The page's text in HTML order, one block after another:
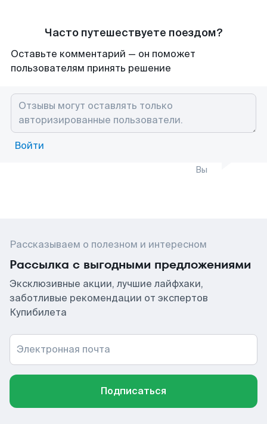
Часто путешествуете поездом?
Оставьте комментарий — он поможет
пользователям принять решение
Войти
Вы
Рассказываем о полезном и интересном
Рассылка с выгодными предложениями
Эксклюзивные акции, лучшие лайфхаки,
заботливые рекомендации от экспертов
Купибилета
Электронная почта
Подписаться